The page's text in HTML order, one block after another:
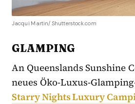
Jacqui Martin/ Shutterstock.com
GLAMPING
An Queenslands Sunshine
neues Öko-Luxus-
Starry Nights Luxury